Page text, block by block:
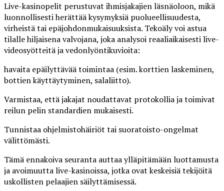
Live-kasinopelit perustuvat ihmisjakajien läsnäoloon, mikä
luonnollisesti herättää kysymyksiä puolueellisuudesta,
virheistä tai epäjohdonmukaisuuksista. Tekoäly voi astua
tilalle hiljaisena valvojana, joka analysoi reaaliaikaisesti live-
videosyötteitä ja vedonlyöntikuvioita:
havaita epäilyttävää toimintaa (esim. korttien laskeminen,
bottien käyttäytyminen, salaliitto).
Varmistaa, että jakajat noudattavat protokollia ja toimivat
reilun pelin standardien mukaisesti.
Tunnistaa ohjelmistohäiriöt tai suoratoisto-ongelmat
välittömästi.
Tämä ennakoiva seuranta auttaa ylläpitämään luottamusta
ja avoimuutta live-kasinoissa, jotka ovat keskeisiä tekijöitä
uskollisten pelaajien säilyttämisessä.